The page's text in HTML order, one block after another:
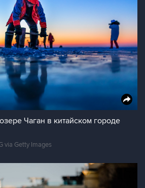
Чаган в китайском городе
via Getty Images